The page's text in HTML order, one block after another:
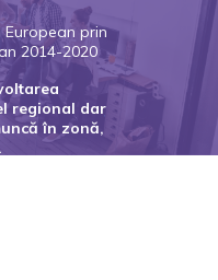
prin
2014-2020
regional dar
în zonă,